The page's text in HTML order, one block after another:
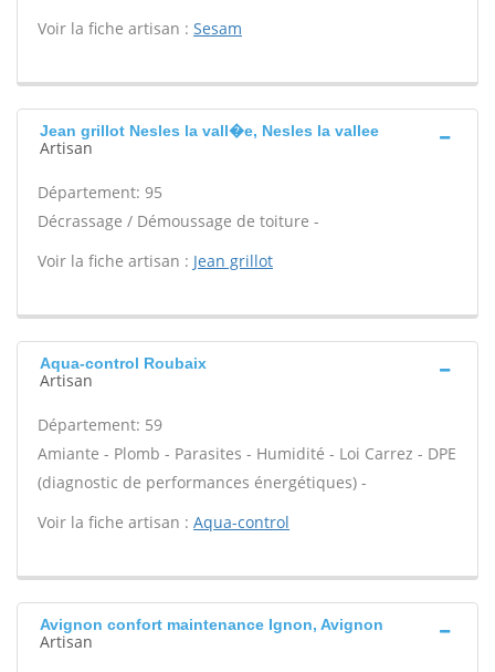
Voir la fiche artisan : Sesam
Jean grillot Nesles la vall�e, Nesles la vallee
Artisan
Département: 95
Décrassage / Démoussage de toiture -
Voir la fiche artisan : Jean grillot
Aqua-control Roubaix
Artisan
Département: 59
Amiante - Plomb - Parasites - Humidité - Loi Carrez - DPE
(diagnostic de performances énergétiques) -
Voir la fiche artisan : Aqua-control
Avignon confort maintenance Ignon, Avignon
Artisan